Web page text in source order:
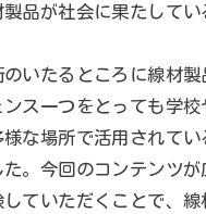
製品が社会に果たして
いたるところに線材
ンス一つをとっても学
な場所で活用されて
た。今回のコンテンツが
ていただくことで、